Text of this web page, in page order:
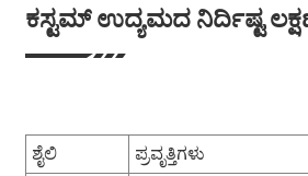
ಕಸ್ಟಮ್ ಉದ್ಯಮದ ನಿರ್ದಿಷ್ಟ
ಶೈಲಿ
ಪ್ರವೃತ್ತಿಗಳು